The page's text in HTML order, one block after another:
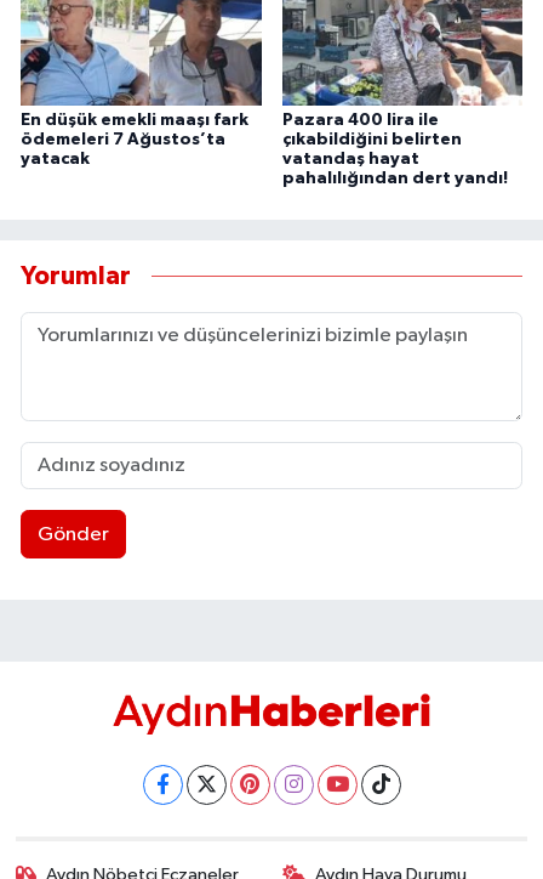
En düşük emekli maaşı fark
ödemeleri 7 Ağustos’ta
yatacak
Pazara 400 lira ile
çıkabildiğini belirten
vatandaş hayat
pahalılığından dert yandı!
Yorumlar
Gönder
Aydın Nöbetçi Eczaneler Aydın Hava Durumu
DENİZLİ
İZMİR
KÜTAHYA
YURT